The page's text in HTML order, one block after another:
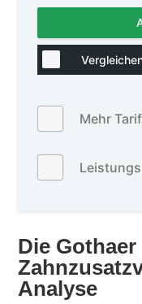
Mehr
Die Gothaer
Analyse